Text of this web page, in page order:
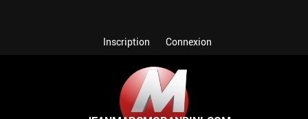
Inscription Connexion